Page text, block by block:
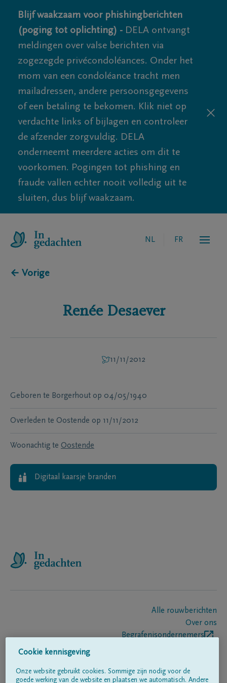
Blijf waakzaam voor phishingberichten
(poging tot oplichting) - DELA ontvangt
meldingen over valse berichten via
zogezegde privécondoléances. Onder het
mom van een condoléance tracht men
mailadressen, andere persoonsgegevens
of een betaling te bekomen. Klik niet op
verdachte links of bijlagen en controleer
de afzender zorgvuldig. DELA
onderneemt meerdere acties om dit te
voorkomen. Pogingen tot phishing en
fraude vallen echter nooit volledig uit te
sluiten, dus blijf waakzaam.
NL FR
← Vorige
Renée Desaever
11/11/2012
Geboren te Borgerhout op 04/05/1940
Overleden te Oostende op 11/11/2012
Woonachtig te Oostende
Digitaal kaarsje branden
Alle rouwberichten
Over ons
Begrafenisondernemers
Cookie kennisgeving
Onze website gebruikt cookies. Sommige zijn nodig voor de
goede werking van de website en plaatsen we automatisch. Andere